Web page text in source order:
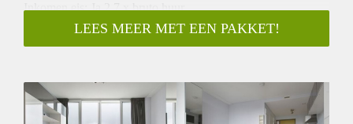
Inkomen eis: Ja 2,7 x bruto huur
Garantiestelling mogelijk: Ja
Borg: 1 maand
Gedeelde keuken: Nee
Gedeelde Douche: Nee
LEES MEER MET EEN PAKKET!